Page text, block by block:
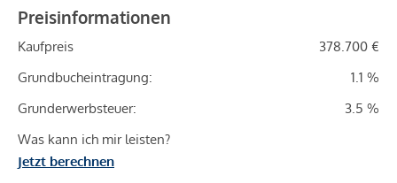
Preisinformationen
Kaufpreis
378.700 €
Grundbucheintragung:
1.1 %
Grunderwerbsteuer:
3.5 %
Was kann ich mir leisten?
Jetzt berechnen